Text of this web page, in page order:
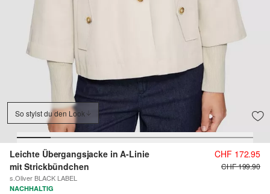
So stylst du den Look
Leichte Übergangsjacke in A-Linie
mit Strickbündchen
s.Oliver BLACK LABEL
CHF 172.95
CHF 199.90
NACHHALTIG